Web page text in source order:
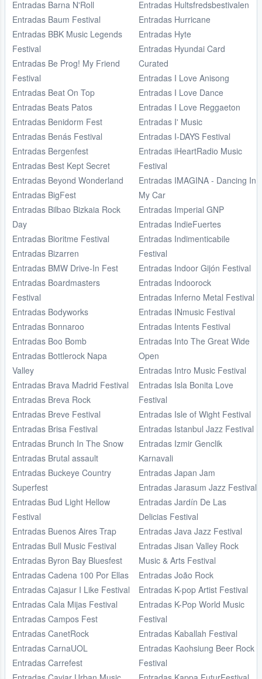
Entradas Barna N'Roll
Entradas Baum Festival
Entradas BBK Music Legends
Festival
Entradas Be Prog! My Friend
Festival
Entradas Beat On Top
Entradas Beats Patos
Entradas Benidorm Fest
Entradas Benás Festival
Entradas Bergenfest
Entradas Best Kept Secret
Entradas Beyond Wonderland
Entradas BigFest
Entradas Bilbao Bizkaia Rock
Day
Entradas Bioritme Festival
Entradas Bizarren
Entradas BMW Drive-In Fest
Entradas Boardmasters
Festival
Entradas Bodyworks
Entradas Bonnaroo
Entradas Boo Bomb
Entradas Bottlerock Napa
Valley
Entradas Brava Madrid Festival
Entradas Breva Rock
Entradas Breve Festival
Entradas Brisa Festival
Entradas Brunch In The Snow
Entradas Brutal assault
Entradas Buckeye Country
Superfest
Entradas Bud Light Hellow
Festival
Entradas Buenos Aires Trap
Entradas Bull Music Festival
Entradas Byron Bay Bluesfest
Entradas Cadena 100 Por Ellas
Entradas Cajasur I Like Festival
Entradas Cala Mijas Festival
Entradas Campos Fest
Entradas CanetRock
Entradas CarnaUOL
Entradas Carrefest
Entradas Hultsfredsbestivalen
Entradas Hurricane
Entradas Hyte
Entradas Hyundai Card
Curated
Entradas I Love Anisong
Entradas I Love Dance
Entradas I Love Reggaeton
Entradas I' Music
Entradas I-DAYS Festival
Entradas iHeartRadio Music
Festival
Entradas IMAGINA - Dancing In
My Car
Entradas Imperial GNP
Entradas IndieFuertes
Entradas Indimenticabile
Festival
Entradas Indoor Gijón Festival
Entradas Indoorock
Entradas Inferno Metal Festival
Entradas INmusic Festival
Entradas Intents Festival
Entradas Into The Great Wide
Open
Entradas Intro Music Festival
Entradas Isla Bonita Love
Festival
Entradas Isle of Wight Festival
Entradas Istanbul Jazz Festival
Entradas Izmir Genclik
Karnavali
Entradas Japan Jam
Entradas Jarasum Jazz Festival
Entradas Jardín De Las
Delicias Festival
Entradas Java Jazz Festival
Entradas Jisan Valley Rock
Music & Arts Festival
Entradas João Rock
Entradas K-pop Artist Festival
Entradas K-Pop World Music
Festival
Entradas Kaballah Festival
Entradas Kaohsiung Beer Rock
Festival